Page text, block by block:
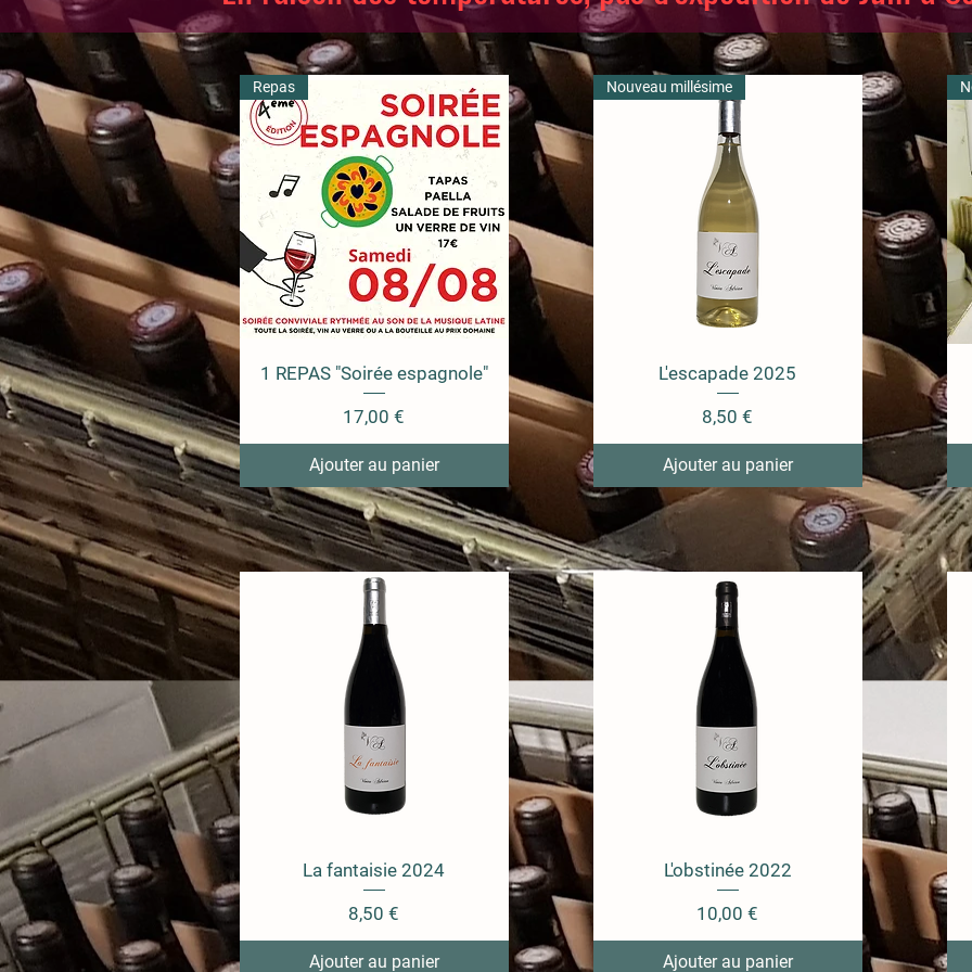
Repas
1 REPAS "Soirée espagnole"
Prix
17,00 €
Ajouter au panier
Nouveau millésime
L'escapade 2025
Prix
8,50 €
Ajouter au panier
La fantaisie 2024
Prix
8,50 €
Ajouter au panier
L'obstinée 2022
Prix
10,00 €
Ajouter au panier